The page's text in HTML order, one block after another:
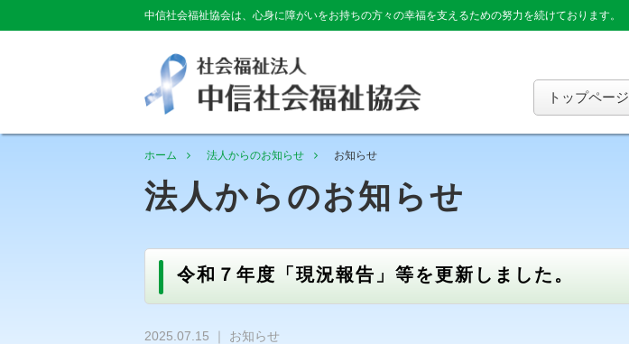
中信社会福祉協会は、心身に障がいをお持ちの方々の幸福を支えるための努力を続けております。
トップページ
ホーム 法人からのお知らせ お知らせ
法人からのお知らせ
令和７年度「現況報告」等を更新しました。
2025.07.15 ｜ お知らせ